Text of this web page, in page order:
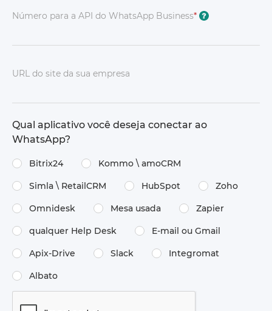
Número para a API do WhatsApp Business* ?
URL do site da sua empresa
Qual aplicativo você deseja conectar ao
WhatsApp?
Bitrix24 Kommo \ amoCRM
Simla \ RetailCRM HubSpot Zoho
Omnidesk Mesa usada Zapier
qualquer Help Desk E-mail ou Gmail
Apix-Drive Slack Integromat
Albato